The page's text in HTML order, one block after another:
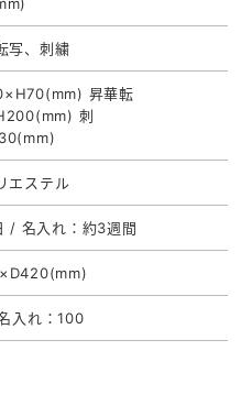
写、刺繍
昇華転
刺
エステル
/ 名入れ：約3週間
入れ：100